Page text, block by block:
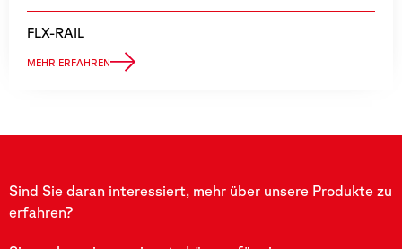
FLX-RAIL
MEHR ERFAHREN
Sind Sie daran interessiert, mehr über unsere Produkte zu
erfahren?